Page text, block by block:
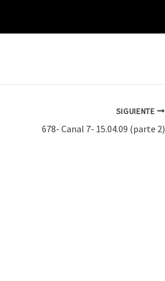
SIGUIENTE
678- Canal 7- 15.04.09 (parte 2)